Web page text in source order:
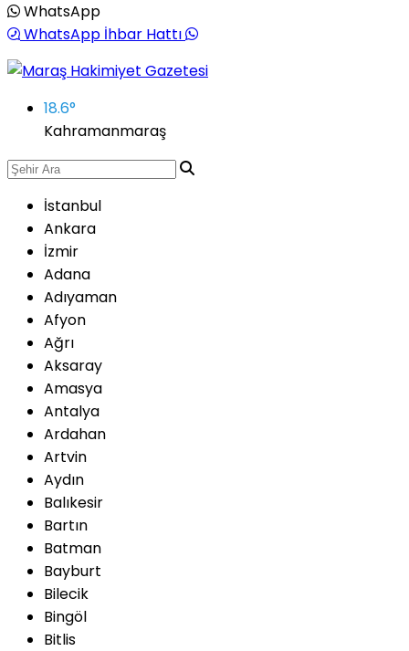
WhatsApp
WhatsApp İhbar Hattı
18.6°
Kahramanmaraş
İstanbul
Ankara
İzmir
Adana
Adıyaman
Afyon
Ağrı
Aksaray
Amasya
Antalya
Ardahan
Artvin
Aydın
Balıkesir
Bartın
Batman
Bayburt
Bilecik
Bingöl
Bitlis